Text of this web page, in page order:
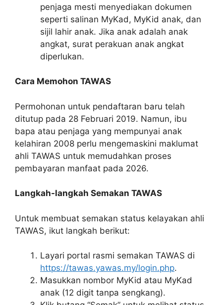
penjaga mesti menyediakan dokumen
seperti salinan MyKad, MyKid anak, dan
sijil lahir anak. Jika anak adalah anak
angkat, surat perakuan anak angkat
diperlukan.
Cara Memohon TAWAS
Permohonan untuk pendaftaran baru telah
ditutup pada 28 Februari 2019. Namun, ibu
bapa atau penjaga yang mempunyai anak
kelahiran 2008 perlu mengemaskini maklumat
ahli TAWAS untuk memudahkan proses
pembayaran manfaat pada 2026.
Langkah-langkah Semakan TAWAS
Untuk membuat semakan status kelayakan ahli
TAWAS, ikut langkah berikut:
Layari portal rasmi semakan TAWAS di
https://tawas.yawas.my/login.php.
Masukkan nombor MyKid atau MyKad
anak (12 digit tanpa sengkang).